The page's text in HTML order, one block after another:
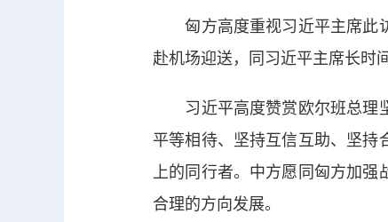
匈方高度重视习近平主席此访
赴机场迎送，同习近平主席长时
习近平高度赞赏欧尔班总理坚
平等相待、坚持互信互助、坚持
上的同行者。中方愿同匈方加强
合理的方向发展。